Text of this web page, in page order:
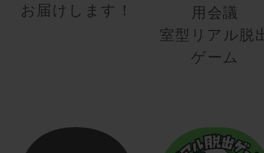
お届けします！
用会議
室型リアル脱
ゲーム